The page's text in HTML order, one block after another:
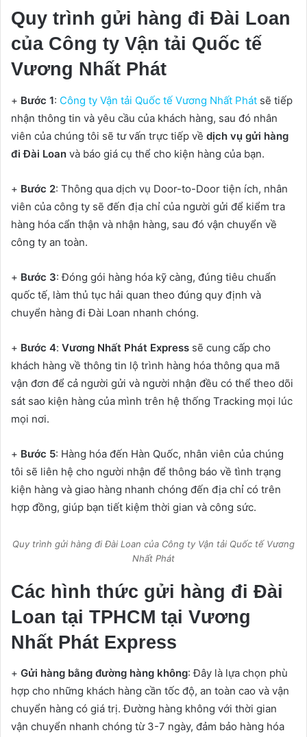
Quy trình gửi hàng đi Đài Loan
của Công ty Vận tải Quốc tế
Vương Nhất Phát
+ Bước 1: Công ty Vận tải Quốc tế Vương Nhất Phát sẽ tiếp
nhận thông tin và yêu cầu của khách hàng, sau đó nhân
viên của chúng tôi sẽ tư vấn trực tiếp về dịch vụ gửi hàng
đi Đài Loan và báo giá cụ thể cho kiện hàng của bạn.
+ Bước 2: Thông qua dịch vụ Door-to-Door tiện ích, nhân
viên của công ty sẽ đến địa chỉ của người gửi để kiểm tra
hàng hóa cẩn thận và nhận hàng, sau đó vận chuyển về
công ty an toàn.
+ Bước 3: Đóng gói hàng hóa kỹ càng, đúng tiêu chuẩn
quốc tế, làm thủ tục hải quan theo đúng quy định và
chuyển hàng đi Đài Loan nhanh chóng.
+ Bước 4: Vương Nhất Phát Express sẽ cung cấp cho
khách hàng về thông tin lộ trình hàng hóa thông qua mã
vận đơn để cả người gửi và người nhận đều có thể theo dõi
sát sao kiện hàng của mình trên hệ thống Tracking mọi lúc
mọi nơi.
+ Bước 5: Hàng hóa đến Hàn Quốc, nhân viên của chúng
tôi sẽ liên hệ cho người nhận để thông báo về tình trạng
kiện hàng và giao hàng nhanh chóng đến địa chỉ có trên
hợp đồng, giúp bạn tiết kiệm thời gian và công sức.
Quy trình gửi hàng đi Đài Loan của Công ty Vận tải Quốc tế Vương
Nhất Phát
Các hình thức gửi hàng đi Đài
Loan tại TPHCM tại Vương
Nhất Phát Express
+ Gửi hàng bằng đường hàng không: Đây là lựa chọn phù
hợp cho những khách hàng cần tốc độ, an toàn cao và vận
chuyển hàng có giá trị. Đường hàng không với thời gian
vận chuyển nhanh chóng từ 3-7 ngày, đảm bảo hàng hóa